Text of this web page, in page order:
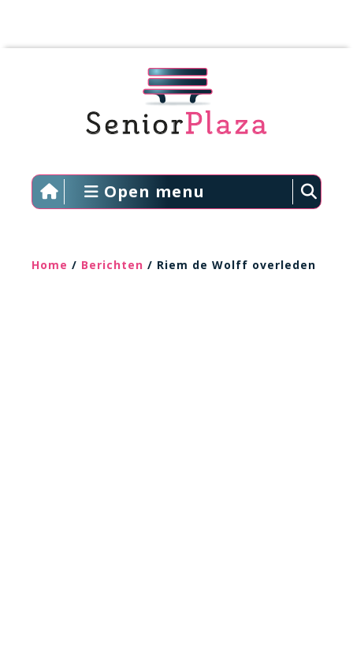
Open menu
Home / Berichten / Riem de Wolff overleden